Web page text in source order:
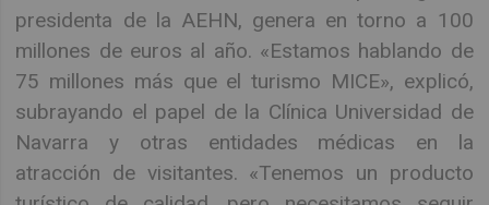
presidenta de la AEHN, genera en torno a 100
millones de euros al año. «Estamos hablando de
75 millones más que el turismo MICE», explicó,
subrayando el papel de la Clínica Universidad de
Navarra y otras entidades médicas en la
atracción de visitantes. «Tenemos un producto